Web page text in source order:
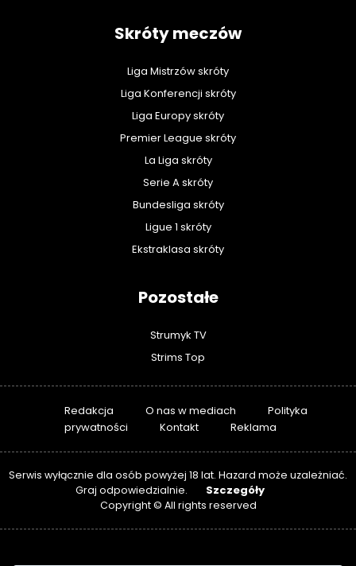
Skróty meczów
Liga Mistrzów skróty
Liga Konferencji skróty
Liga Europy skróty
Premier League skróty
La Liga skróty
Serie A skróty
Bundesliga skróty
Ligue 1 skróty
Ekstraklasa skróty
Pozostałe
Strumyk TV
Strims Top
Redakcja O nas w mediach
Polityka
prywatności
Kontakt Reklama
Serwis wyłącznie dla osób powyżej 18 lat. Hazard może uzależniać.
Graj odpowiedzialnie.
Szczegóły
Copyright © All rights reserved